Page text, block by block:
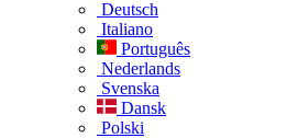
Deutsch
Italiano
Português
Nederlands
Svenska
Dansk
Polski